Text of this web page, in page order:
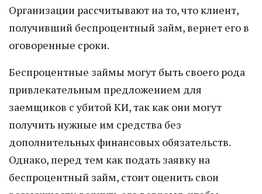
Организации рассчитывают на то, что клиент,
получивший беспроцентный займ, вернет его в
оговоренные сроки.
Беспроцентные займы могут быть своего рода
привлекательным предложением для
заемщиков с убитой КИ, так как они могут
получить нужные им средства без
дополнительных финансовых обязательств.
Однако, перед тем как подать заявку на
беспроцентный займ, стоит оценить свои